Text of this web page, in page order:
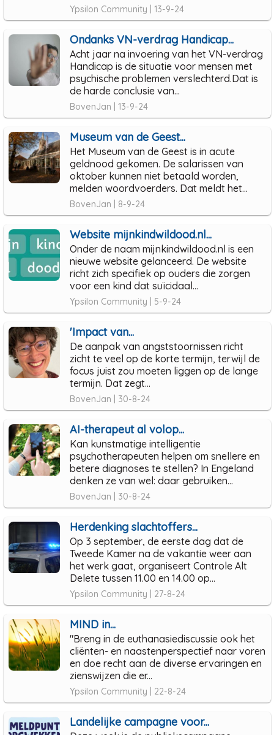
Ypsilon Community | 13-9-24
Ondanks VN-verdrag Handicap...
Acht jaar na invoering van het VN-verdrag
Handicap is de situatie voor mensen met
psychische problemen verslechterd.Dat is
de harde conclusie van...
BovenJan | 13-9-24
Museum van de Geest...
Het Museum van de Geest is in acute
geldnood gekomen. De salarissen van
oktober kunnen niet betaald worden,
melden woordvoerders. Dat meldt het...
BovenJan | 8-9-24
Website mijnkindwildood.nl...
Onder de naam mijnkindwildood.nl is een
nieuwe website gelanceerd. De website
richt zich specifiek op ouders die zorgen
voor een kind dat suïcidaal...
Ypsilon Community | 5-9-24
'Impact van...
De aanpak van angststoornissen richt
zicht te veel op de korte termijn, terwijl de
focus juist zou moeten liggen op de lange
termijn. Dat zegt...
BovenJan | 30-8-24
AI-therapeut al volop...
Kan kunstmatige intelligentie
psychotherapeuten helpen om snellere en
betere diagnoses te stellen? In Engeland
denken ze van wel: daar gebruiken...
BovenJan | 30-8-24
Herdenking slachtoffers...
Op 3 september, de eerste dag dat de
Tweede Kamer na de vakantie weer aan
het werk gaat, organiseert Controle Alt
Delete tussen 11.00 en 14.00 op...
Ypsilon Community | 27-8-24
MIND in...
"Breng in de euthanasiediscussie ook het
cliënten- en naastenperspectief naar voren
en doe recht aan de diverse ervaringen en
zienswijzen die er...
Ypsilon Community | 22-8-24
Landelijke campagne voor...